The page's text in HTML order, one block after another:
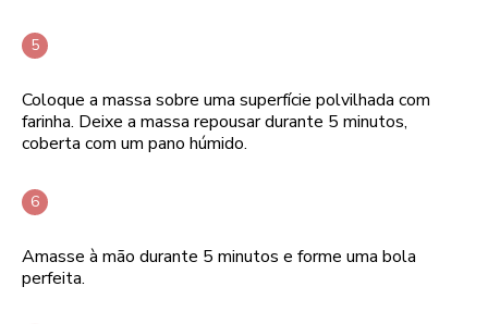
Coloque a massa sobre uma superfície polvilhada com
farinha. Deixe a massa repousar durante 5 minutos,
coberta com um pano húmido.
Amasse à mão durante 5 minutos e forme uma bola
perfeita.